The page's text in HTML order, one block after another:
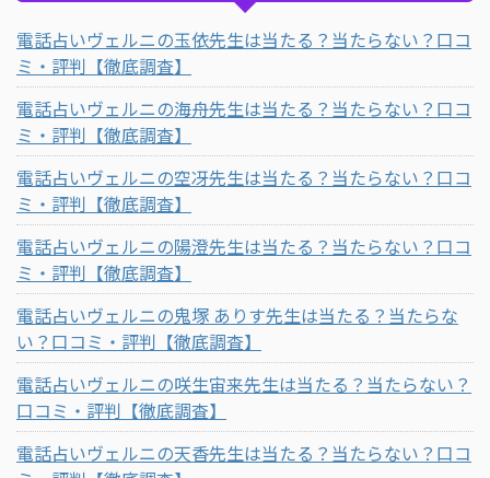
電話占いヴェルニの玉依先生は当たる？当たらない？口コ
ミ・評判【徹底調査】
電話占いヴェルニの海舟先生は当たる？当たらない？口コ
ミ・評判【徹底調査】
電話占いヴェルニの空冴先生は当たる？当たらない？口コ
ミ・評判【徹底調査】
電話占いヴェルニの陽澄先生は当たる？当たらない？口コ
ミ・評判【徹底調査】
電話占いヴェルニの鬼塚 ありす先生は当たる？当たらな
い？口コミ・評判【徹底調査】
電話占いヴェルニの咲生宙来先生は当たる？当たらない？
口コミ・評判【徹底調査】
電話占いヴェルニの天香先生は当たる？当たらない？口コ